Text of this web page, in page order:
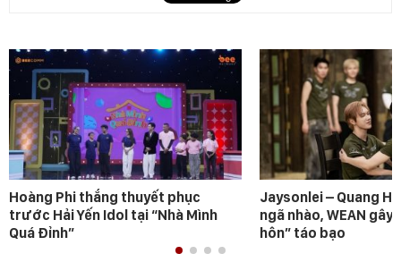
Hoàng Phi thắng thuyết phục
trước Hải Yến Idol tại “Nhà Mình
Quá Đỉnh”
Jaysonlei – Quang
ngã nhào, WEAN gây
hôn” táo bạo